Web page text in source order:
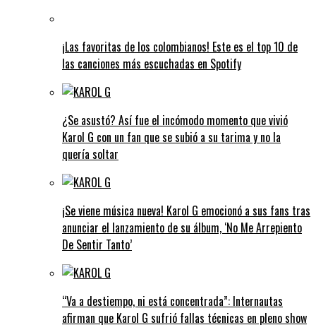
¡Las favoritas de los colombianos! Este es el top 10 de
las canciones más escuchadas en Spotify
¿Se asustó? Así fue el incómodo momento que vivió
Karol G con un fan que se subió a su tarima y no la
quería soltar
¡Se viene música nueva! Karol G emocionó a sus fans tras
anunciar el lanzamiento de su álbum, ‘No Me Arrepiento
De Sentir Tanto’
“Va a destiempo, ni está concentrada”: Internautas
afirman que Karol G sufrió fallas técnicas en pleno show